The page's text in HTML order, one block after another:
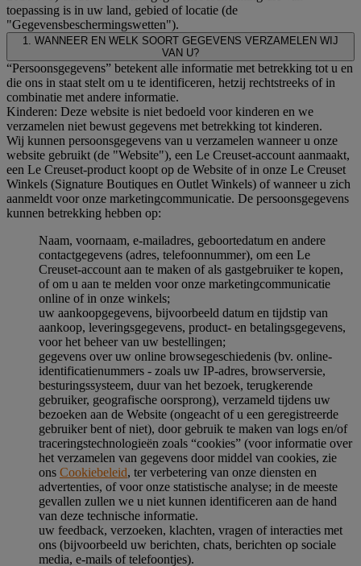
toepassing is in uw land, gebied of locatie (de
"Gegevensbeschermingswetten").
1. WANNEER EN WELK SOORT GEGEVENS VERZAMELEN WIJ
VAN U?
“Persoonsgegevens” betekent alle informatie met betrekking tot u en
die ons in staat stelt om u te identificeren, hetzij rechtstreeks of in
combinatie met andere informatie.
Kinderen: Deze website is niet bedoeld voor kinderen en we
verzamelen niet bewust gegevens met betrekking tot kinderen.
Wij kunnen persoonsgegevens van u verzamelen wanneer u onze
website gebruikt (de "Website"), een Le Creuset-account aanmaakt,
een Le Creuset-product koopt op de Website of in onze Le Creuset
Winkels (Signature Boutiques en Outlet Winkels) of wanneer u zich
aanmeldt voor onze marketingcommunicatie. De persoonsgegevens
kunnen betrekking hebben op:
Naam, voornaam, e-mailadres, geboortedatum en andere
contactgegevens (adres, telefoonnummer), om een Le
Creuset-account aan te maken of als gastgebruiker te kopen,
of om u aan te melden voor onze marketingcommunicatie
online of in onze winkels;
uw aankoopgegevens, bijvoorbeeld datum en tijdstip van
aankoop, leveringsgegevens, product- en betalingsgegevens,
voor het beheer van uw bestellingen;
gegevens over uw online browsegeschiedenis (bv. online-
identificatienummers - zoals uw IP-adres, browserversie,
besturingssysteem, duur van het bezoek, terugkerende
gebruiker, geografische oorsprong), verzameld tijdens uw
bezoeken aan de Website (ongeacht of u een geregistreerde
gebruiker bent of niet), door gebruik te maken van logs en/of
traceringstechnologieën zoals “cookies” (voor informatie over
het verzamelen van gegevens door middel van cookies, zie
ons Cookiebeleid, ter verbetering van onze diensten en
advertenties, of voor onze statistische analyse; in de meeste
gevallen zullen we u niet kunnen identificeren aan de hand
van deze technische informatie.
uw feedback, verzoeken, klachten, vragen of interacties met
ons (bijvoorbeeld uw berichten, chats, berichten op sociale
media, e-mails of telefoontjes).